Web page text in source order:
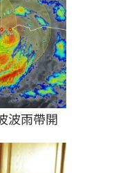
波雨帶開